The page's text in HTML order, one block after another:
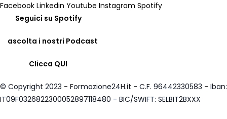
Facebook Linkedin Youtube Instagram Spotify
Seguici su Spotify
ascolta i nostri Podcast
Clicca QUI
© Copyright 2023 - Formazione24H.it - C.F. 96442330583 - Iban:
IT09F0326822300052897118480 - BIC/SWIFT: SELBIT2BXXX